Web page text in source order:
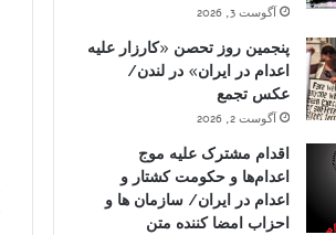
آگوست 3, 2026
پنجمین روز تحصن «کارزار علیه
اعدام در ایران» در لندن/
عکس تجمع
آگوست 2, 2026
اقدام مشترک علیه موج
اعدام‌ها و حکومت کشتار و
اعدام در ایران/ سازمان ها و
احزاب امضا کننده متن